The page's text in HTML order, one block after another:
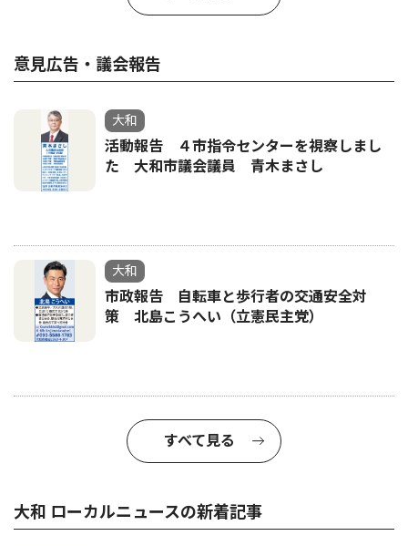
意見広告・議会報告
大和
活動報告 ４市指令センターを視察しまし
た 大和市議会議員 青木まさし
大和
市政報告 自転車と歩行者の交通安全対
策 北島こうへい（立憲民主党）
すべて見る
大和 ローカルニュースの新着記事